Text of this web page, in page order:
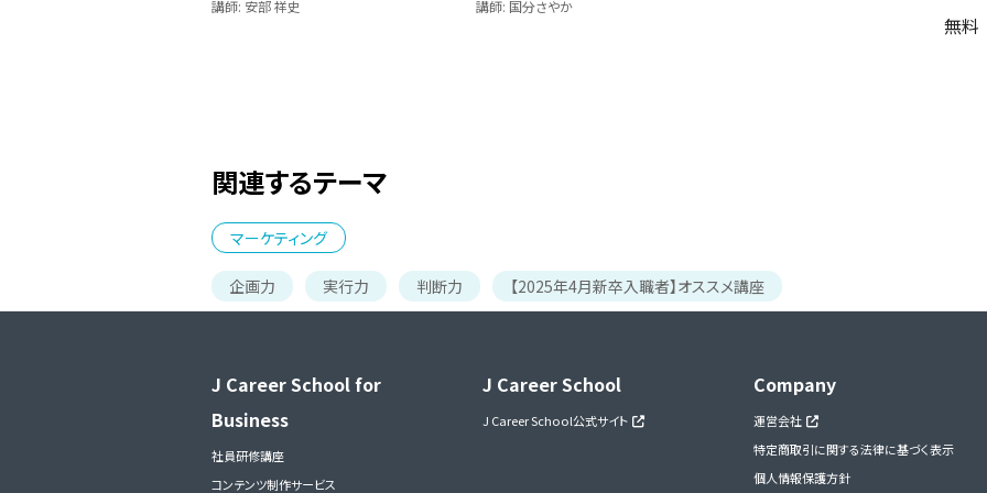
講師: 安部 祥史
講師: 国分さやか
無料
関連するテーマ
マーケティング
企画力 実行力 判断力 【2025年4月新卒入職者】オススメ講座
J Career School for
Business
社員研修講座
コンテンツ制作サービス
J Career School
J Career School公式サイト
Company
運営会社
特定商取引に関する法律に基づく表示
個人情報保護方針